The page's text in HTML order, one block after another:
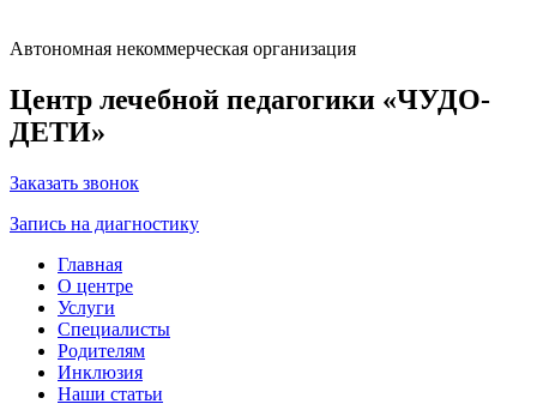
Автономная некоммерческая организация
Центр лечебной педагогики «ЧУДО-
ДЕТИ»
Заказать звонок
Запись на диагностику
Главная
О центре
Услуги
Специалисты
Родителям
Инклюзия
Наши статьи